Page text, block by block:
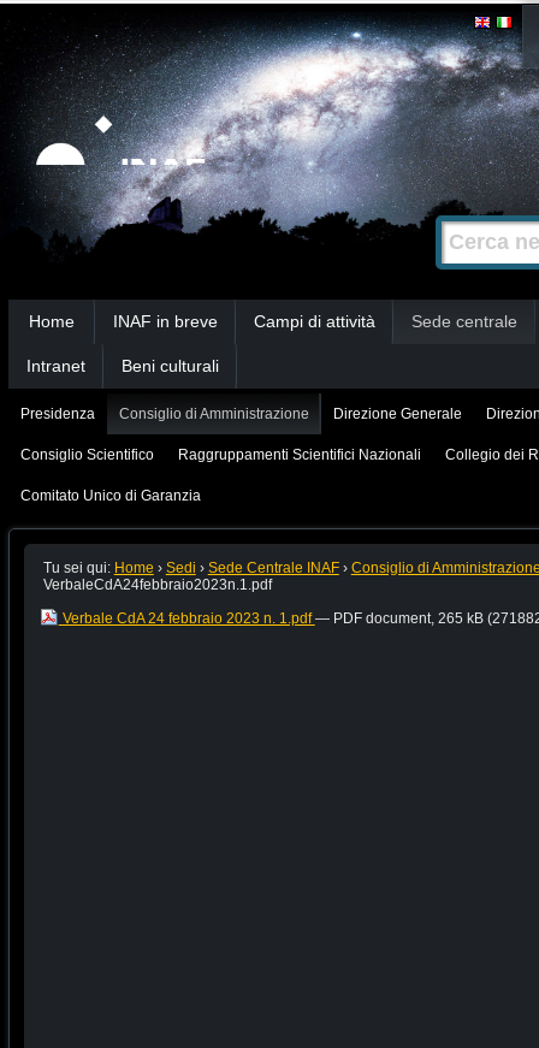
Strumenti
personali
Salta
contenuti.
|
Salta
alla
navigazione
Cerca nel
Ricerca
avanzata…
Home INAF in breve Campi di attività Sede centrale
Intranet Beni culturali
Presidenza Consiglio di Amministrazione Direzione Generale
Consiglio Scientifico Raggruppamenti Scientifici Nazionali Collegio dei
Comitato Unico di Garanzia
Tu sei qui: Home › Sedi › Sede Centrale INAF › Consiglio di
VerbaleCdA24febbraio2023n.1.pdf
Verbale CdA 24 febbraio 2023 n. 1.pdf— PDF document, 265 kB